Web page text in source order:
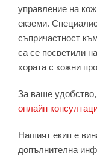
управление на
екземи.
съпричастност
са се посветили
хората с кожни
За ваше
онлайн
Нашият екип е
допълнителна